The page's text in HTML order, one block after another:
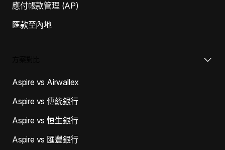
應付帳款管理 (AP)
匯款至內地
Aspire vs Airwallex
Aspire vs 傳統銀行
Aspire vs 恒生銀行
Aspire vs 匯豐銀行